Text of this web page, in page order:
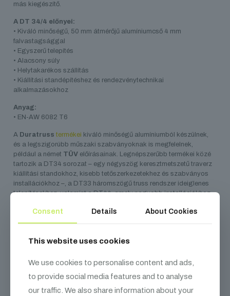
más kiegészítő.
A DT 34/4 előnyei:
• Kiváló minőségű, 50 mm átmérőjű alumíniumcső 4 mm
falvastagsággal
• Egyszerű telepítés
• Alacsony súly
• Helytakarékos szállítás
• Kiállítási standépítéshez és rendezvénytechnikai
alkalmazásokhoz
Anyag:
• EN-AW 6082 T6
A Duratruss termékei kiváló minőségű alumíniumból készülnek,
és a legszigorúbb műszaki szabványoknak is megfelelnek,
például a német TÜV előírásainak. Legnépszerűbb termékei közé
tartozik a DT34 sorozat – egy négyszög keresztmetszetű traverz
kiállítási standokhoz, kisebb tetőszerkezetekhez és szabványos
installációkhoz –, a DT33 háromszögű truss rendszer ideiglenes
telepítésekhez, valamint a DT44, amely nagyobb installációkhoz
lehetővé teszi, hogy állandó készletet tartsanak fent, így standard
a termékek mindig gyorsan elérhetők.
Kapcsolódótermékek
Consent Details About Cookies
This website uses cookies
We use cookies to personalise content and ads,
to provide social media features and to analyse
our traffic. We also share information about your